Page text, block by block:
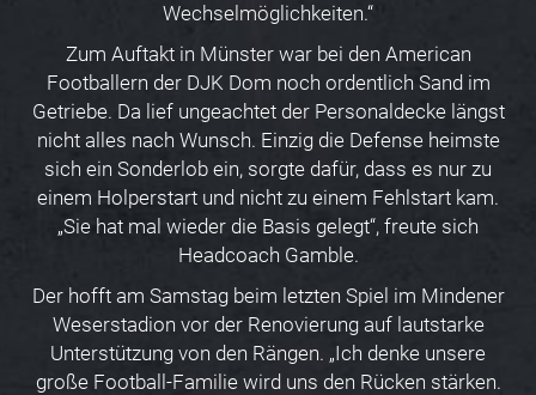
Wechselmöglichkeiten.“
Zum Auftakt in Münster war bei den American
Footballern der DJK Dom noch ordentlich Sand im
Getriebe. Da lief ungeachtet der Personaldecke längst
nicht alles nach Wunsch. Einzig die Defense heimste
sich ein Sonderlob ein, sorgte dafür, dass es nur zu
einem Holperstart und nicht zu einem Fehlstart kam.
„Sie hat mal wieder die Basis gelegt“, freute sich
Headcoach Gamble.
Der hofft am Samstag beim letzten Spiel im Mindener
Weserstadion vor der Renovierung auf lautstarke
Unterstützung von den Rängen. „Ich denke unsere
große Football-Familie wird uns den Rücken stärken.